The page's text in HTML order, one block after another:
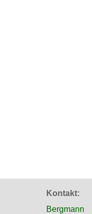
Kontakt:
Bergmann